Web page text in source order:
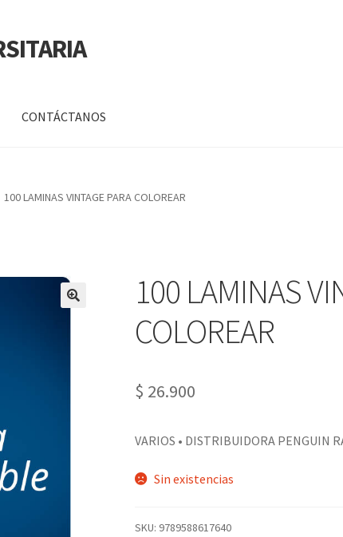
CONTÁCTANOS
100 LAMINAS VINTAGE PARA COLOREAR
100 LAMINAS
COLOREAR
$ 26.900
VARIOS • DISTRIBUIDORA PENGUIN
Sin existencias
SKU: 9789588617640